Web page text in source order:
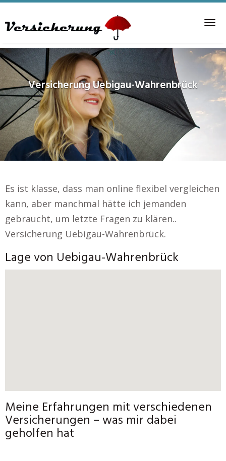
to
content
VersicherungUebigau-Wahrenbrück
Es ist klasse, dass man online flexibel vergleichen
kann, aber manchmal hätte ich jemanden
gebraucht, um letzte Fragen zu klären..
Versicherung Uebigau-Wahrenbrück.
Lage von Uebigau-Wahrenbrück
Meine Erfahrungen mit verschiedenen
Versicherungen – was mir dabei
geholfen hat